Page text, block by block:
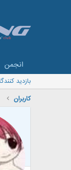
انجمن
بازدید
کاربران